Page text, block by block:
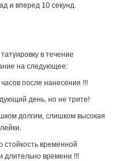
и вперед 10 секунд.
в течение
на следующее:
после нанесения !!!
день, но не трите!
долгим, слишком высокая
стойкость временной
длительно времени !!!